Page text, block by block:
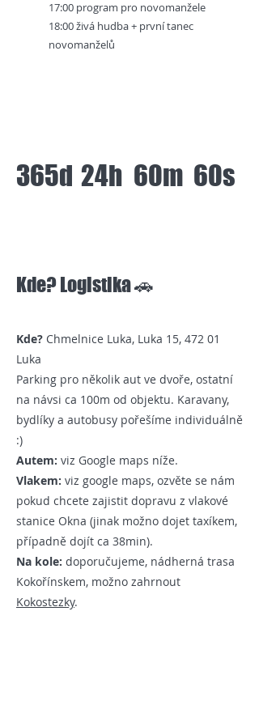
17:00 program pro novomanžele
18:00 živá hudba + první tanec
novomanželů
365d 24h 60m 60s
Kde? Logistika 🚗
Kde? Chmelnice Luka, Luka 15, 472 01
Luka
Parking pro několik aut ve dvoře, ostatní
na návsi ca 100m od objektu. Karavany,
bydlíky a autobusy pořešíme individuálně
:)​
Autem: viz Google maps níže.
Vlakem: viz google maps, ozvěte se nám
pokud chcete zajistit dopravu z vlakové
stanice Okna (jinak možno dojet taxíkem,
případně dojít ca 38min).
Na kole: doporučujeme, nádherná trasa
Kokořínskem, možno zahrnout
Kokostezky.